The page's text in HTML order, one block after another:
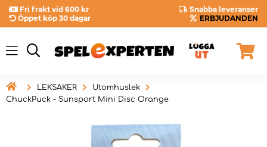
Fri frakt vid 600 kr
Snabba leveranser
Öppet köp 30 dagar
ERBJUDANDEN
 LEKSAKER
Utomhuslek
ChuckPuck - Sunsport Mini Disc Orange